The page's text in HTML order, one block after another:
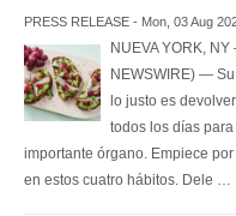
PRESS RELEASE - Mon, 03 Aug
NUEVA YORK,
NEWSWIRE) —
lo justo es
todos los días
importante órgano. Empiece
en estos cuatro hábitos. Dele …